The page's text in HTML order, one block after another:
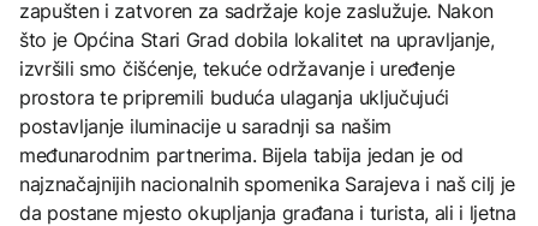
zapušten i zatvoren za sadržaje koje zaslužuje. Nakon
što je Općina Stari Grad dobila lokalitet na upravljanje,
izvršili smo čišćenje, tekuće održavanje i uređenje
prostora te pripremili buduća ulaganja uključujući
postavljanje iluminacije u saradnji sa našim
međunarodnim partnerima. Bijela tabija jedan je od
najznačajnijih nacionalnih spomenika Sarajeva i naš cilj je
da postane mjesto okupljanja građana i turista, ali i ljetna